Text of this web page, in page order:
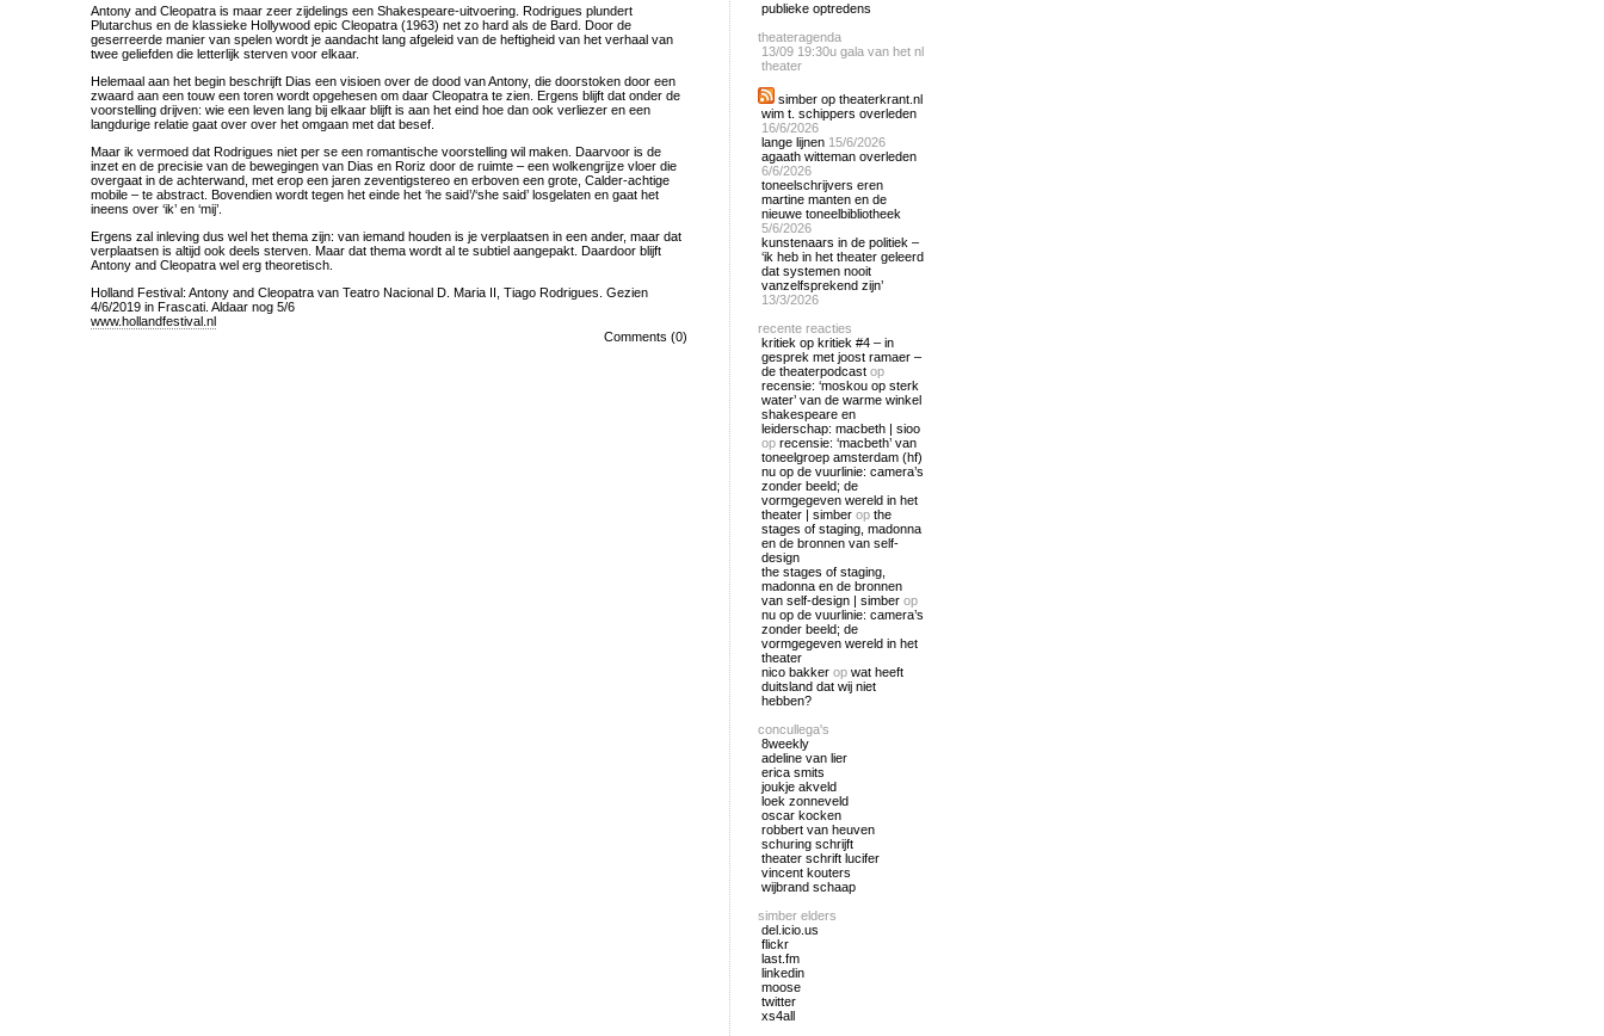
Antony and Cleopatra is maar zeer zijdelings een Shakespeare-uitvoering. Rodrigues plundert
Plutarchus en de klassieke Hollywood epic Cleopatra (1963) net zo hard als de Bard. Door de
geserreerde manier van spelen wordt je aandacht lang afgeleid van de heftigheid van het verhaal van
twee geliefden die letterlijk sterven voor elkaar.
Helemaal aan het begin beschrijft Dias een visioen over de dood van Antony, die doorstoken door een
zwaard aan een touw een toren wordt opgehesen om daar Cleopatra te zien. Ergens blijft dat onder de
voorstelling drijven: wie een leven lang bij elkaar blijft is aan het eind hoe dan ook verliezer en een
langdurige relatie gaat over over het omgaan met dat besef.
Maar ik vermoed dat Rodrigues niet per se een romantische voorstelling wil maken. Daarvoor is de
inzet en de precisie van de bewegingen van Dias en Roriz door de ruimte – een wolkengrijze vloer die
overgaat in de achterwand, met erop een jaren zeventigstereo en erboven een grote, Calder-achtige
mobile – te abstract. Bovendien wordt tegen het einde het ‘he said’/‘she said’ losgelaten en gaat het
ineens over ‘ik’ en ‘mij’.
Ergens zal inleving dus wel het thema zijn: van iemand houden is je verplaatsen in een ander, maar dat
verplaatsen is altijd ook deels sterven. Maar dat thema wordt al te subtiel aangepakt. Daardoor blijft
Antony and Cleopatra wel erg theoretisch.
Holland Festival: Antony and Cleopatra van Teatro Nacional D. Maria II, Tiago Rodrigues. Gezien
4/6/2019 in Frascati. Aldaar nog 5/6
www.hollandfestival.nl
Comments (0)
publieke optredens
theateragenda
13/09 19:30u gala van het nl
theater
simber op theaterkrant.nl
wim t. schippers overleden
16/6/2026
lange lijnen 15/6/2026
agaath witteman overleden
6/6/2026
toneelschrijvers eren
martine manten en de
nieuwe toneelbibliotheek
5/6/2026
kunstenaars in de politiek –
‘ik heb in het theater geleerd
dat systemen nooit
vanzelfsprekend zijn’
13/3/2026
recente reacties
kritiek op kritiek #4 – in
gesprek met joost ramaer –
de theaterpodcast op
recensie: ‘moskou op sterk
water’ van de warme winkel
shakespeare en
leiderschap: macbeth | sioo
op recensie: ‘macbeth’ van
toneelgroep amsterdam (hf)
nu op de vuurlinie: camera’s
zonder beeld; de
vormgegeven wereld in het
theater | simber op the
stages of staging, madonna
en de bronnen van self-
design
the stages of staging,
madonna en de bronnen
van self-design | simber op
nu op de vuurlinie: camera’s
zonder beeld; de
vormgegeven wereld in het
theater
nico bakker op wat heeft
duitsland dat wij niet
hebben?
concullega's
8weekly
adeline van lier
erica smits
joukje akveld
loek zonneveld
oscar kocken
robbert van heuven
schuring schrijft
theater schrift lucifer
vincent kouters
wijbrand schaap
simber elders
del.icio.us
flickr
last.fm
linkedin
moose
twitter
xs4all